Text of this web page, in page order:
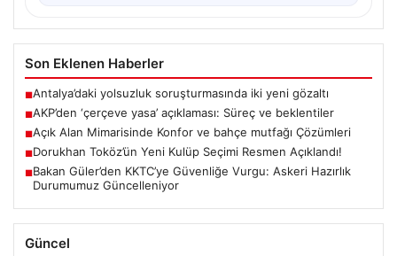
Son Eklenen Haberler
■Antalya’daki yolsuzluk soruşturmasında iki yeni gözaltı
■AKP’den ‘çerçeve yasa’ açıklaması: Süreç ve beklentiler
■Açık Alan Mimarisinde Konfor ve bahçe mutfağı Çözümleri
■Dorukhan Toköz’ün Yeni Kulüp Seçimi Resmen Açıklandı!
■Bakan Güler’den KKTC’ye Güvenliğe Vurgu: Askeri Hazırlık
Durumumuz Güncelleniyor
Güncel